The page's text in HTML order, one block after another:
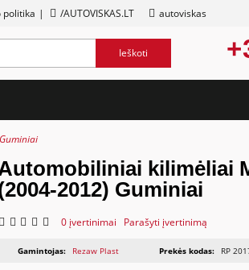
politika | /AUTOVISKAS.LT autoviskas
Ieškoti
kilimėliai
2012) Guminiai
0 įvertinimai Parašyti įvertinimą
Gamintojas: Rezaw Plast Prekės kodas: RP